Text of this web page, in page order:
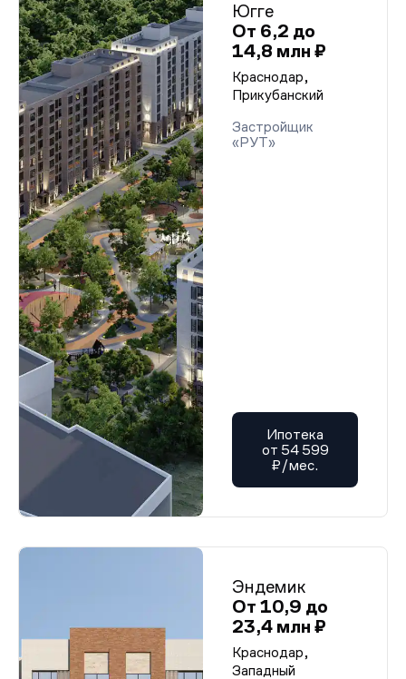
Югге
От 6,2 до
14,8 млн ₽
Краснодар,
Прикубанский
Застройщик
«РУТ»
Ипотека
от 54 599
₽/мес.
Эндемик
От 10,9 до
23,4 млн ₽
Краснодар,
Западный